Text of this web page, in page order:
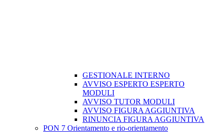
GESTIONALE INTERNO
AVVISO ESPERTO ESPERTO
MODULI
AVVISO TUTOR MODULI
AVVISO FIGURA AGGIUNTIVA
RINUNCIA FIGURA AGGIUNTIVA
PON 7 Orientamento e rio-orientamento